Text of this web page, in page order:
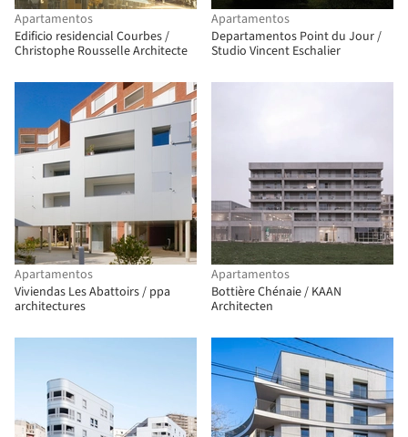
Apartamentos
Edificio residencial Courbes /
Christophe Rousselle Architecte
Apartamentos
Departamentos Point du Jour /
Studio Vincent Eschalier
Apartamentos
Viviendas Les Abattoirs / ppa
architectures
Apartamentos
Bottière Chénaie / KAAN
Architecten